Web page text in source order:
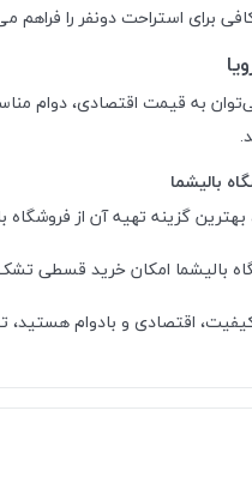
به قیمت اقتصادی، دوام
بهترین گزینه تهیه آن از
فراهم شده است تا بتوانید بدون فشار مالی، کالای خواب موردنیاز
رویا سایز 16۰×۲۰۰ انتخابی مناسب است؛ به‌خصوص وقتی آن را از بالیشما با